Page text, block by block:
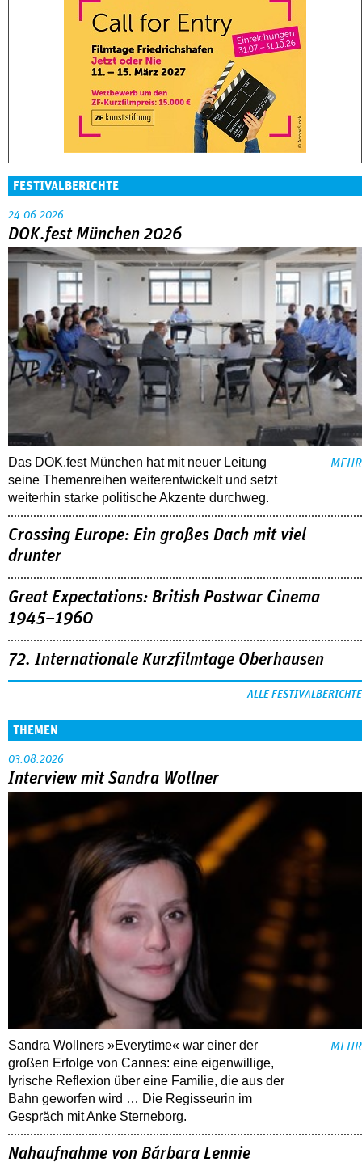
FESTIVALBERICHTE
24.06.2026
DOK.fest München 2026
Das DOK.fest München hat mit neuer Leitung
seine Themenreihen weiterentwickelt und setzt
weiterhin starke politische Akzente durchweg.
MEHR
Crossing Europe: Ein großes Dach mit viel
drunter
Great Expectations: British Postwar Cinema
1945–1960
72. Internationale Kurzfilmtage Oberhausen
ALLE FESTIVALBERICHTE
THEMEN
03.08.2026
Interview mit Sandra Wollner
Sandra Wollners »Everytime« war einer der
großen Erfolge von Cannes: eine eigenwillige,
lyrische Reflexion über eine ­Familie, die aus der
Bahn geworfen wird … Die Regisseurin im
Gespräch mit Anke Sterneborg.
MEHR
Nahaufnahme von Bárbara Lennie